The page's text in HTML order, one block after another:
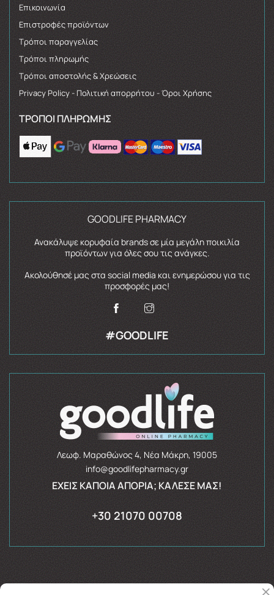
Επικοινωνία
Επιστροφές προϊόντων
Τρόποι παραγγελίας
Τρόποι πληρωμής
Τρόποι αποστολής & Χρεώσεις
Privacy Policy - Πολιτική απορρήτου - Όροι Χρήσης
ΤΡΌΠΟΙ ΠΛΗΡΩΜΉΣ
GOODLIFE PHARMACY
Ανακάλυψε κορυφαία brands σε μία μεγάλη ποικιλία
προϊόντων για όλες σου τις ανάγκες.
Ακολούθησέ μας στα social media και ενημερώσου για τις
προσφορές μας!
#GOODLIFE
Λεωφ. Μαραθώνος 4, Νέα Μάκρη, 19005
info@goodlifepharmacy.gr
ΈΧΕΙΣ ΚΆΠΟΙΑ ΑΠΟΡΊΑ; ΚΆΛΕΣΈ ΜΑΣ!
+30 21070 00708